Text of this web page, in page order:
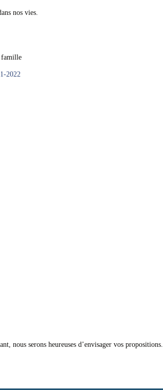
nos vies.
famille
2022
nous serons heureuses d’envisager vos propositions.